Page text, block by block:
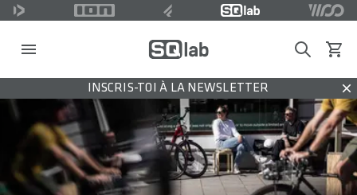
SearchVoir
INSCRIS-TOI À LA NEWSLETTER